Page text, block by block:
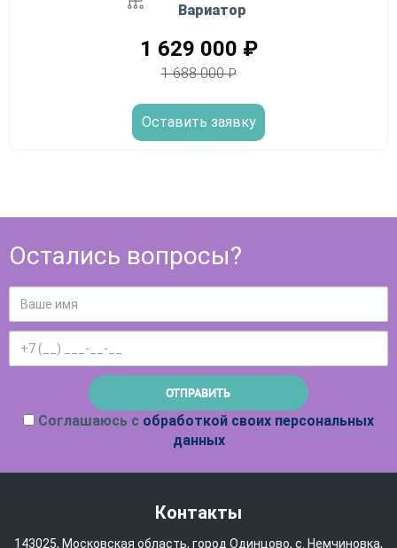
Вариатор
1 629 000 ₽
1 688 000₽
Оставить заявку
Остались вопросы?
Соглашаюсь с обработкой своих персональных
данных
Контакты
143025, Московская область, город Одинцово, с. Немчиновка,